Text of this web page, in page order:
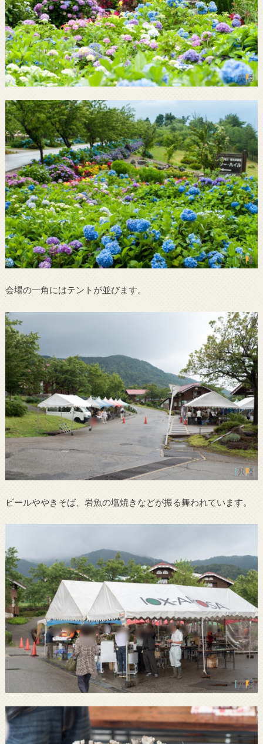
会場の一角にはテントが並びます。
ビールややきそば、岩魚の塩焼きなどが振る舞われています。